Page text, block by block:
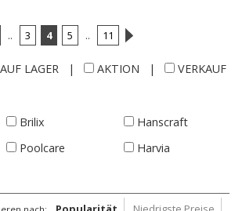
.. 3 4 5 .. 11
AUF LAGER | AKTION |
VERKAUF
Brilix
Hanscraft
Poolcare
Harvia